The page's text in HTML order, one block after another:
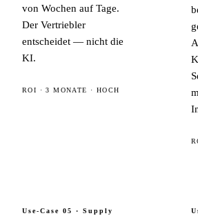
von Wochen auf Tage.
Der Vertriebler
entscheidet — nicht die
KI.
ROI · 3 MONATE · HOCH
Use-Case 05 · Supply